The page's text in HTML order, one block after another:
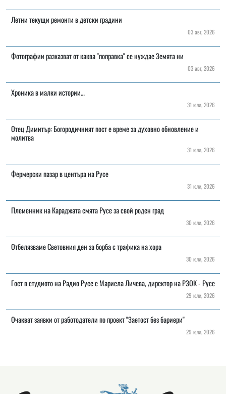
Летни текущи ремонти в детски градини
03 авг, 2026
Фотографии разказват от каква "поправка" се нуждае Земята ни
03 авг, 2026
Хроника в малки истории…
31 юли, 2026
Отец Димитър: Богородичният пост е време за духовно обновление и
молитва
31 юли, 2026
Фермерски пазар в центъра на Русе
31 юли, 2026
Племенник на Караджата смята Русе за свой роден град
30 юли, 2026
Отбелязваме Световния ден за борба с трафика на хора
30 юли, 2026
Гост в студиото на Радио Русе е Мариела Личева, директор на РЗОК - Русе
29 юли, 2026
Очакват заявки от работодатели по проект "Заетост без бариери"
29 юли, 2026